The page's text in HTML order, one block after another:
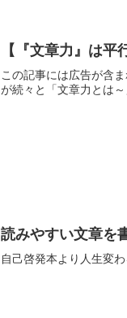
【『文章力』は
この記事には広告が含
が続々と「文章力とは
読みやすい文章を
自己啓発本より人生変